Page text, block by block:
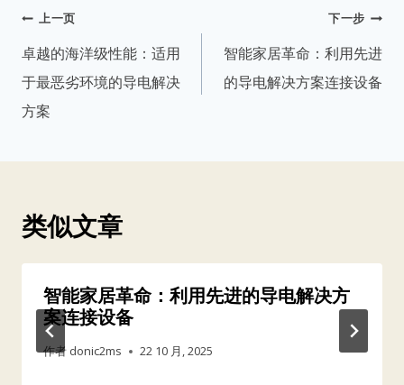
文
章
导
航
上一页
卓越的海洋级性能：适用
于最恶劣环境的导电解决
方案
下一步
智能家居革命：利用先进
的导电解决方案连接设备
类似文章
智能家居革命：利用先进的导电解决方
案连接设备
作者 donic2ms 22 10 月, 2025